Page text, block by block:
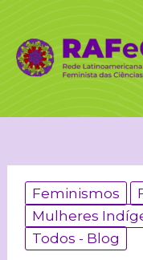
conteúdo
Feminismos
Mulheres
Todos - Blog